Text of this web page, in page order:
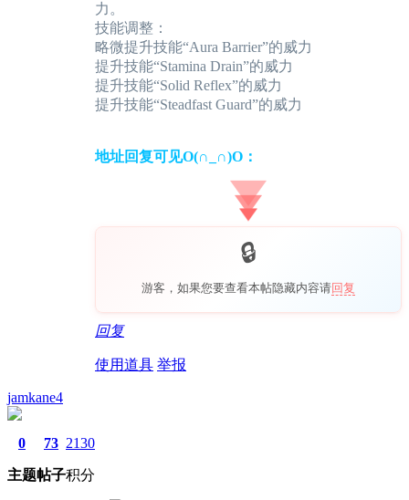
力。
技能调整：
略微提升技能“Aura Barrier”的威力
提升技能“Stamina Drain”的威力
提升技能“Solid Reflex”的威力
提升技能“Steadfast Guard”的威力
地址回复可见O(∩_∩)O：
游客，如果您要查看本帖隐藏内容请回复
回复
使用道具 举报
jamkane4
0
主题
73
帖子
2130
积分